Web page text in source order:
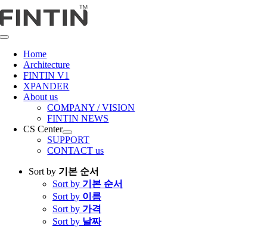
콘
텐
츠
Toggle
NavigationHome
Architecture
FINTIN V1
XPANDER
About us
COMPANY / VISION
FINTIN NEWS
CS Center
SUPPORT
CONTACT us
Sort by 기본 순서
Sort by 기본 순서
Sort by 이름
Sort by 가격
Sort by 날짜